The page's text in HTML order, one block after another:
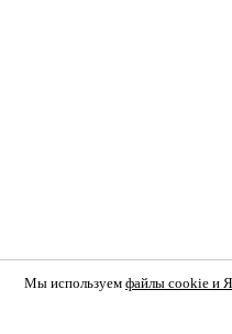
Мы используем файлы cookie и